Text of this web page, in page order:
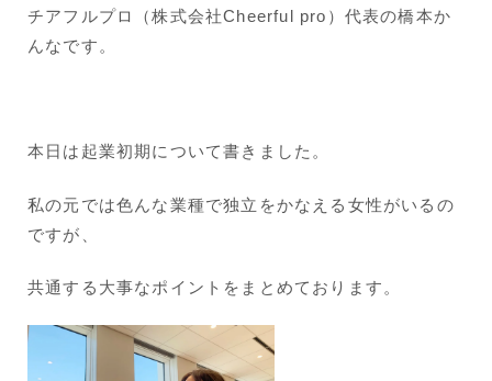
チアフルプロ（株式会社Cheerful pro）代表の橋本か
んなです。
本日は起業初期について書きました。
私の元では色んな業種で独立をかなえる女性がいるの
ですが、
共通する大事なポイントをまとめております。